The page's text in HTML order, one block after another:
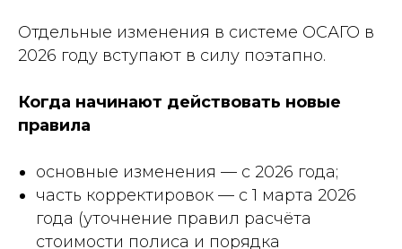
Отдельные изменения в системе ОСАГО в
2026 году вступают в силу поэтапно.
Когда начинают действовать новые
правила
основные изменения — с 2026 года;
часть корректировок — с 1 марта 2026
года (уточнение правил расчёта
стоимости полиса и порядка